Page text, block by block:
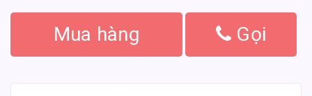
Mua hàng Gọi